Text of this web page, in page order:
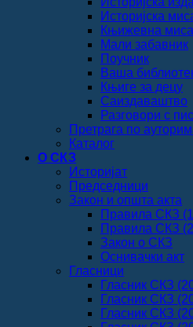
Историјска
Књижевна
Мали забавник
Поучник
Ваша
Књиге за децу
Саиздаваштво
Разговори с
Претрага по
Каталог
О СКЗ
Историјат
Председници
Закон и општа акта
Правила СКЗ
Правила СКЗ
Закон о СКЗ
Оснивачки акт
Гласници
Гласник СКЗ
Гласник СКЗ
Гласник СКЗ